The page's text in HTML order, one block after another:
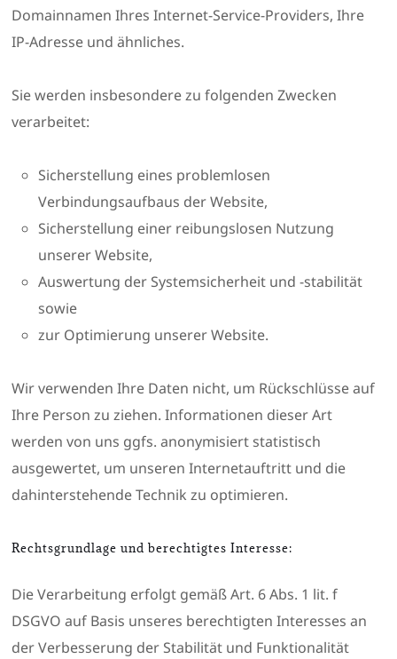
Domainnamen Ihres Internet-Service-Providers, Ihre
IP-Adresse und ähnliches.
Sie werden insbesondere zu folgenden Zwecken
verarbeitet:
Sicherstellung eines problemlosen
Verbindungsaufbaus der Website,
Sicherstellung einer reibungslosen Nutzung
unserer Website,
Auswertung der Systemsicherheit und -stabilität
sowie
zur Optimierung unserer Website.
Wir verwenden Ihre Daten nicht, um Rückschlüsse auf
Ihre Person zu ziehen. Informationen dieser Art
werden von uns ggfs. anonymisiert statistisch
ausgewertet, um unseren Internetauftritt und die
dahinterstehende Technik zu optimieren.
Rechtsgrundlage und berechtigtes Interesse:
Die Verarbeitung erfolgt gemäß Art. 6 Abs. 1 lit. f
DSGVO auf Basis unseres berechtigten Interesses an
der Verbesserung der Stabilität und Funktionalität